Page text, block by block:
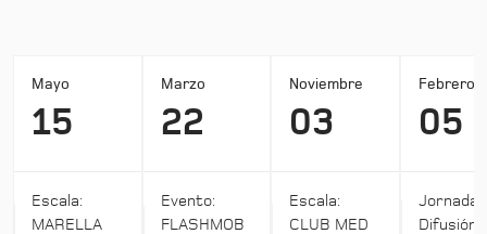
Mayo
15
Escala:
MARELLA
Marzo
22
Evento:
FLASHMOB
Noviembre
03
Escala:
CLUB MED
Febrero
05
Jornada:
Difusión